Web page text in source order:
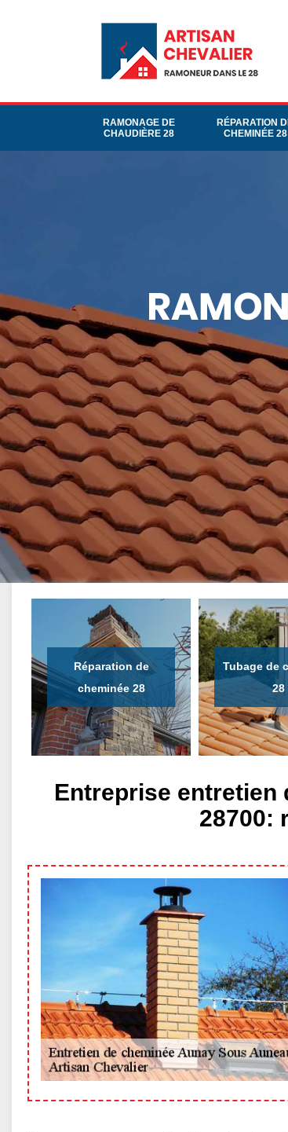
RAMONAGE DE
CHAUDIÈRE 28
RÉPARATION
CHEMINÉE 28
Réparation de
cheminée 28
Tubage de
28
Entreprise entretien
28700: